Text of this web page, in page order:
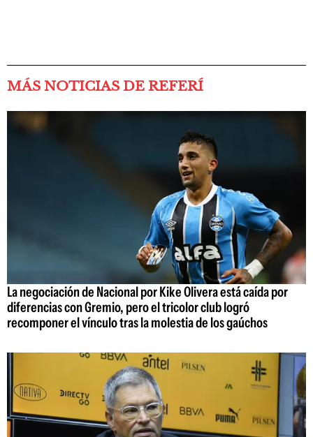
MÁS NOTICIAS DE REFERÍ
La negociación de Nacional por Kike Olivera está caída por
diferencias con Gremio, pero el tricolor club logró
recomponer el vínculo tras la molestia de los gaúchos